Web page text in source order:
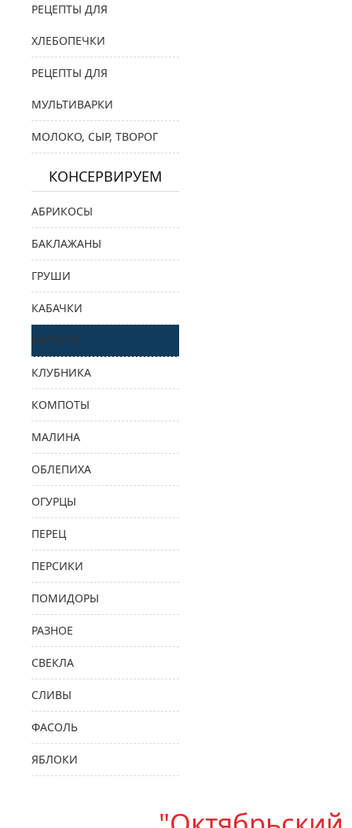
РЕЦЕПТЫ ДЛЯ
ХЛЕБОПЕЧКИ
РЕЦЕПТЫ ДЛЯ
МУЛЬТИВАРКИ
МОЛОКО, СЫР, ТВОРОГ
КОНСЕРВИРУЕМ
АБРИКОСЫ
БАКЛАЖАНЫ
ГРУШИ
КАБАЧКИ
КАПУСТА
КЛУБНИКА
КОМПОТЫ
МАЛИНА
ОБЛЕПИХА
ОГУРЦЫ
ПЕРЕЦ
ПЕРСИКИ
ПОМИДОРЫ
РАЗНОЕ
СВЕКЛА
СЛИВЫ
ФАСОЛЬ
ЯБЛОКИ